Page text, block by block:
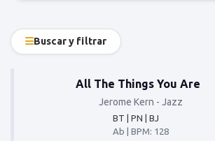
Buscar y filtrar
All The Things You Are
Jerome Kern -Jazz
BT | PN | BJ
Ab | BPM: 128